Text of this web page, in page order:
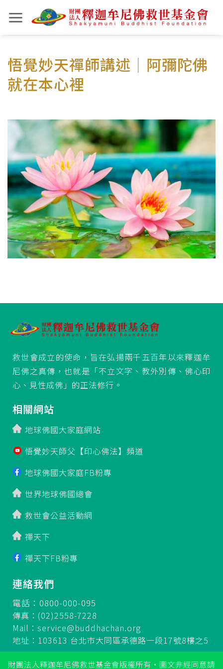
to
content
悟覺妙天禪師講述｜阿彌陀佛
就在本心裡
救世會成立的使命，旨在弘揚兩千五百年以來釋迦牟
尼佛之真傳，也就是「不立文字、教外別傳、佛心印
心、見性成佛」的正法修行。
相關網站
地球佛國大家庭網站
悟覺妙天師父【印心佛法】頻道
地球佛國大家庭FB粉專
世界地球佛國總會
救世會公益活動網
禪天下
禪天下FB粉專
連絡我們
電話：0800-000-095
傳真：(02)2558-7228
Mail： service@buddhachan.org
地址：103613 台北市大同區承德路一段17號8樓之5
財團法人釋迦牟尼佛救世基金會版權所有‧圖文非經同意請